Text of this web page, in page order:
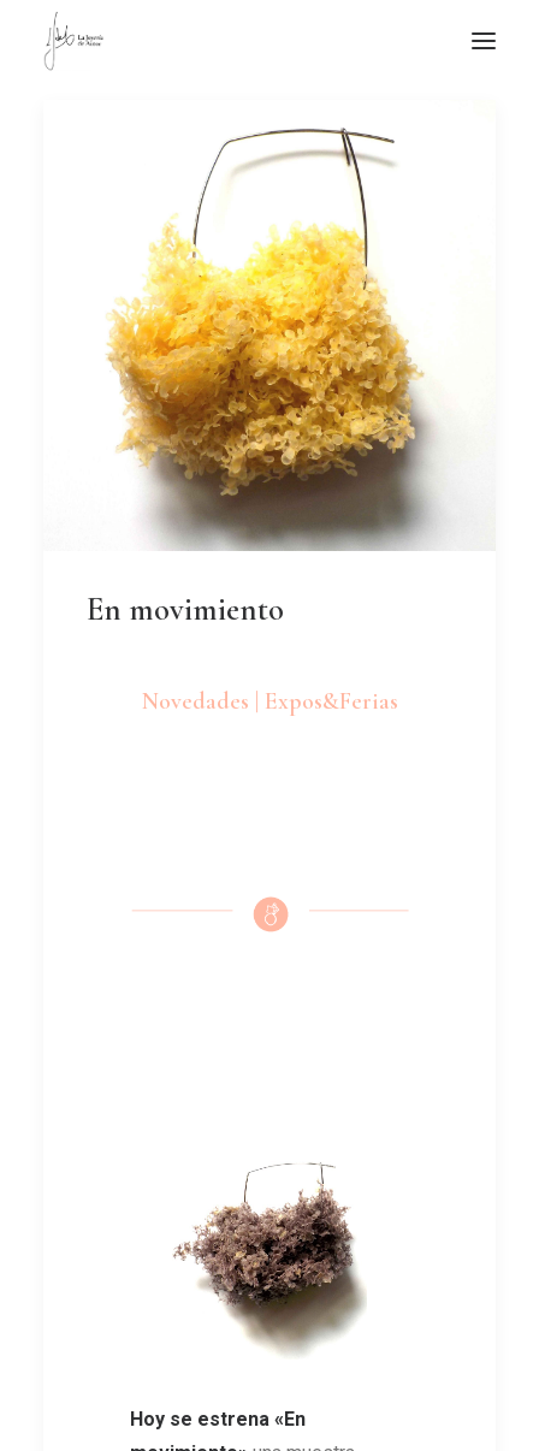
NOTICIAS DE JOYERÍA CONTEMPORÁNEA
En movimiento
Novedades | Expos&Ferias
Hoy se estrena «En